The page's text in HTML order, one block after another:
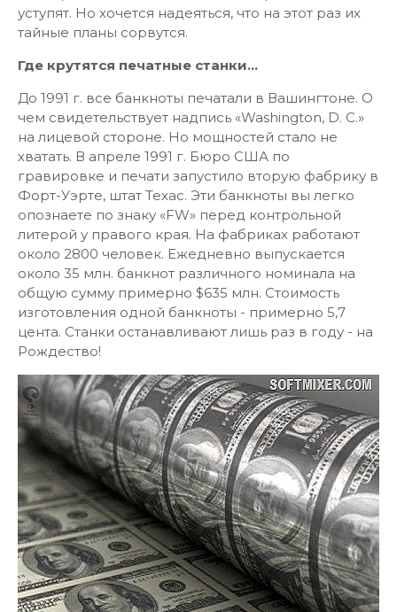
уступят. Но хочется надеяться, что на этот раз их
тайные планы сорвутся.
Где крутятся печатные станки...
До 1991 г. все банкноты печатали в Вашингтоне. О
чем свидетельствует надпись «Washington, D. C.»
на лицевой стороне. Но мощностей стало не
хватать. В апреле 1991 г. Бюро США по
гравировке и печати запустило вторую фабрику в
Форт-Уэрте, штат Техас. Эти банкноты вы легко
опознаете по знаку «FW» перед контрольной
литерой у правого края. На фабриках работают
около 2800 человек. Ежедневно выпускается
около 35 млн. банкнот различного номинала на
общую сумму примерно $635 млн. Стоимость
изготовления одной банкноты - примерно 5,7
цента. Станки останавливают лишь раз в году - на
Рождество!